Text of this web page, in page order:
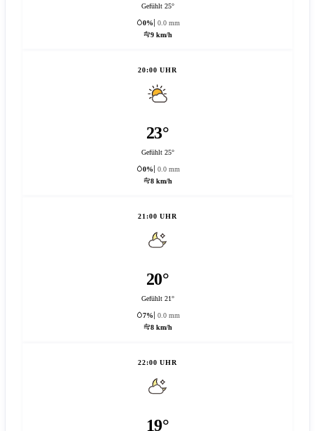
Gefühlt 25°
0%
0.0 mm
9 km/h
20:00 UHR
23°
Gefühlt 25°
0%
0.0 mm
8 km/h
21:00 UHR
20°
Gefühlt 21°
7%
0.0 mm
8 km/h
22:00 UHR
19°